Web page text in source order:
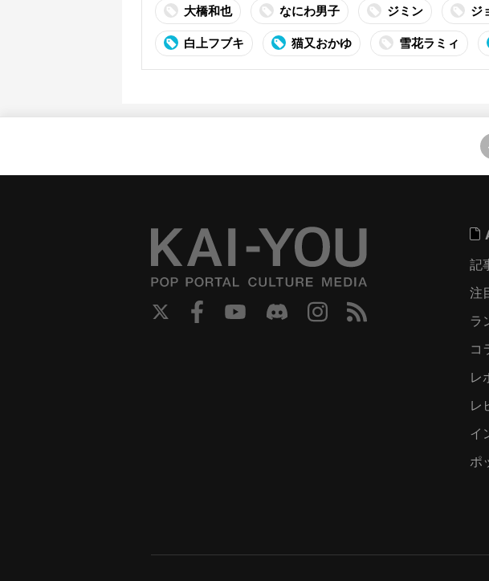
大橋和也 なにわ男子 ジミン ジ
白上フブキ 猫又おかゆ 雪花ラミィ
記
注
ラ
コ
レ
レ
イ
ポ